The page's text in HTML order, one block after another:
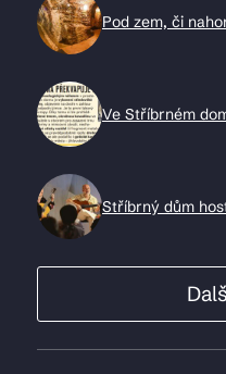
Pod zem, či
Ve Stříbrném
Stříbrný dům